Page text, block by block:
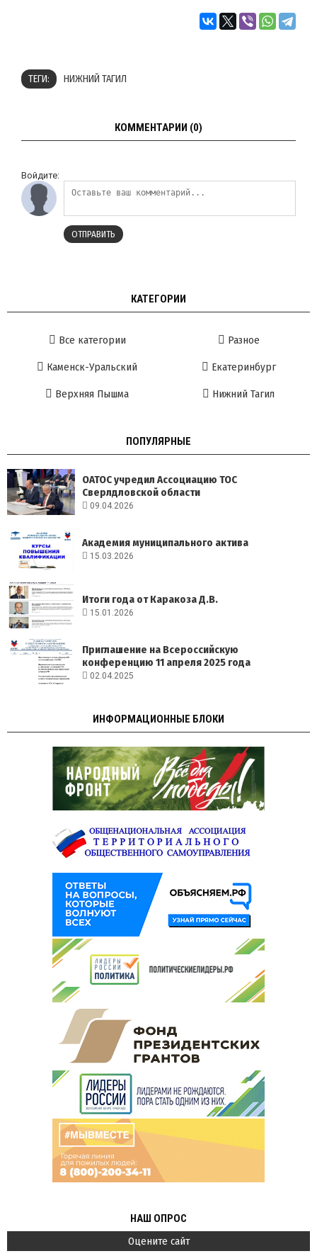
ТЕГИ: НИЖНИЙ ТАГИЛ
КОММЕНТАРИИ (0)
Войдите:
ОТПРАВИТЬ
КАТЕГОРИИ
Все категории Разное
Каменск-Уральский Екатеринбург
Верхняя Пышма Нижний Тагил
ПОПУЛЯРНЫЕ
ОАТОС учредил Ассоциацию ТОС
Сверлдловской области
09.04.2026
Академия муниципального актива
15.03.2026
Итоги года от Каракоза Д.В.
15.01.2026
Приглашение на Всероссийскую
конференцию 11 апреля 2025 года
02.04.2025
ИНФОРМАЦИОННЫЕ БЛОКИ
НАШ ОПРОС
Оцените сайт